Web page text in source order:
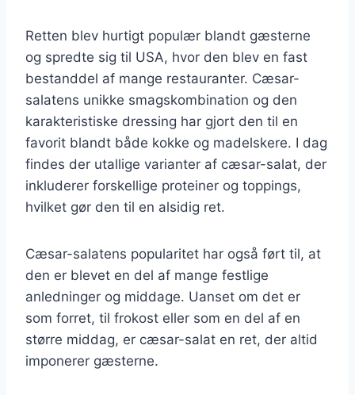
Retten blev hurtigt populær blandt gæsterne
og spredte sig til USA, hvor den blev en fast
bestanddel af mange restauranter. Cæsar-
salatens unikke smagskombination og den
karakteristiske dressing har gjort den til en
favorit blandt både kokke og madelskere. I dag
findes der utallige varianter af cæsar-salat, der
inkluderer forskellige proteiner og toppings,
hvilket gør den til en alsidig ret.
Cæsar-salatens popularitet har også ført til, at
den er blevet en del af mange festlige
anledninger og middage. Uanset om det er
som forret, til frokost eller som en del af en
større middag, er cæsar-salat en ret, der altid
imponerer gæsterne.